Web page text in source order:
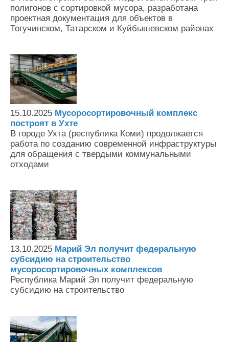
полигонов с сортировкой мусора, разработана
проектная документация для объектов в
Тогучинском, Татарском и Куйбышевском районах
15.10.2025 Мусоросортировочный комплекс
построят в Ухте
В городе Ухта (республика Коми) продолжается
работа по созданию современной инфраструктуры
для обращения с твердыми коммунальными
отходами
13.10.2025 Марий Эл получит федеральную
субсидию на строительство
мусоросортировочных комплексов
Республика Марий Эл получит федеральную
субсидию на строительство